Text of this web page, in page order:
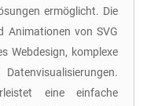
ermöglicht. Die
Animationen von SVG
Webdesign, komplexe
eine einfache